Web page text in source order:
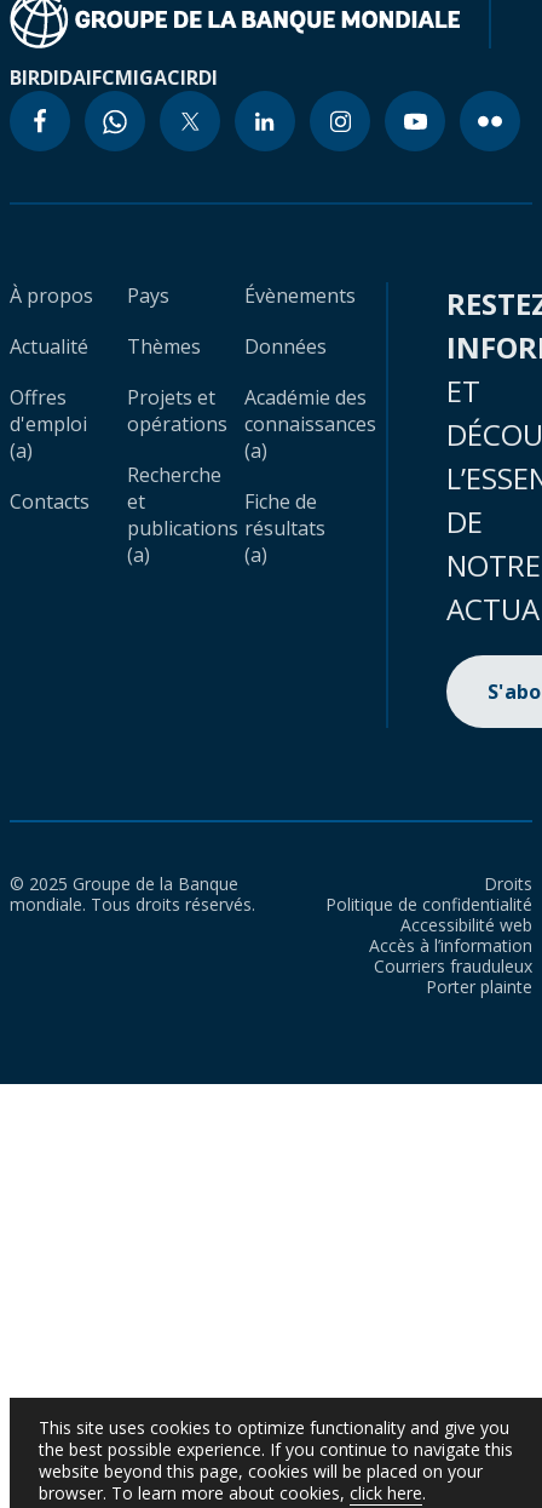
BIRDIDAIFCMIGACIRDI
À propos
Actualité
Offres
d'emploi
(a)
Contacts
Pays
Thèmes
Projets et
opérations
Recherche
et
publications
(a)
Évènements
Données
Académie des
connaissances
(a)
Fiche de
résultats
(a)
ET
DE
NOTRE
© 2025 Groupe de la Banque
mondiale. Tous droits réservés.
Droits
Politique de confidentialité
Accessibilité web
Accès à l’information
Courriers frauduleux
Porter plainte
This site uses cookies to optimize functionality and give you
the best possible experience. If you continue to navigate this
website beyond this page, cookies will be placed on your
browser. To learn more about cookies, click here.